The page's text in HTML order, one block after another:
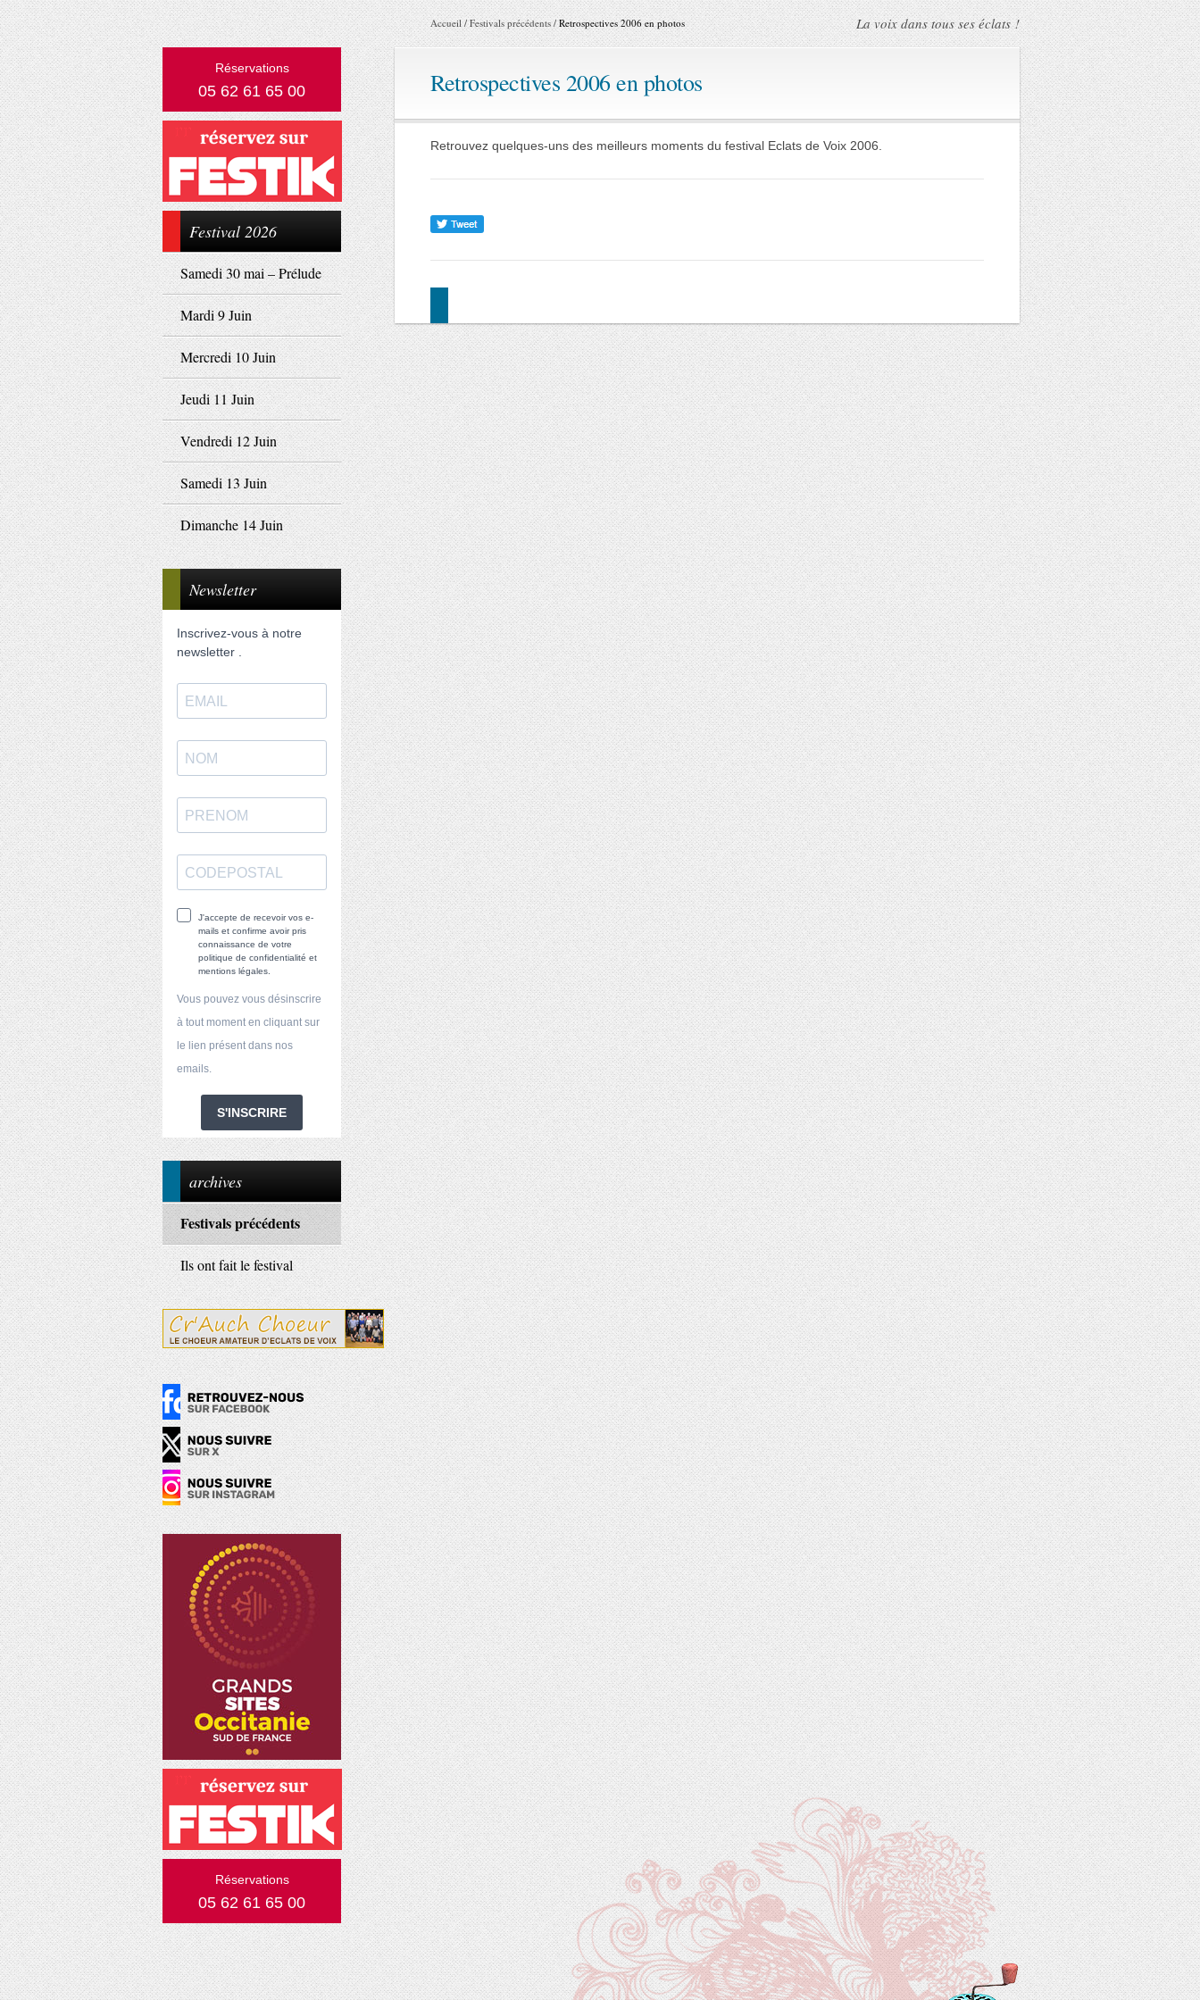
Réservations
05 62 61 65 00
Festival 2026
Samedi 30 mai – Prélude
Mardi 9 Juin
Mercredi 10 Juin
Jeudi 11 Juin
Vendredi 12 Juin
Samedi 13 Juin
Dimanche 14 Juin
Newsletter
Inscrivez-vous à notre
newsletter .
J'accepte de recevoir vos e-
mails et confirme avoir pris
connaissance de votre
politique de confidentialité et
mentions légales.
Vous pouvez vous désinscrire
à tout moment en cliquant sur
le lien présent dans nos
emails.
S'INSCRIRE
archives
Festivals précédents
Ils ont fait le festival
Réservations
05 62 61 65 00
Accueil /Festivals précédents /Retrospectives 2006 en photos La voix dans tous ses éclats !
Retrospectives 2006 en photos
Retrouvez quelques-uns des meilleurs moments du festival Eclats de Voix 2006.